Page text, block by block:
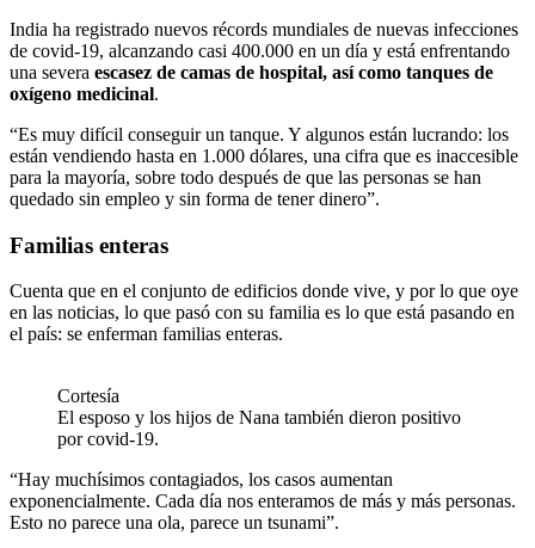
India ha registrado nuevos récords mundiales de nuevas infecciones
de covid-19, alcanzando casi 400.000 en un día y está enfrentando
una severa escasez de camas de hospital, así como tanques de
oxígeno medicinal.
“Es muy difícil conseguir un tanque. Y algunos están lucrando: los
están vendiendo hasta en 1.000 dólares, una cifra que es inaccesible
para la mayoría, sobre todo después de que las personas se han
quedado sin empleo y sin forma de tener dinero”.
Familias enteras
Cuenta que en el conjunto de edificios donde vive, y por lo que oye
en las noticias, lo que pasó con su familia es lo que está pasando en
el país: se enferman familias enteras.
Cortesía
El esposo y los hijos de Nana también dieron positivo
por covid-19.
“Hay muchísimos contagiados, los casos aumentan
exponencialmente. Cada día nos enteramos de más y más personas.
Esto no parece una ola, parece un tsunami”.